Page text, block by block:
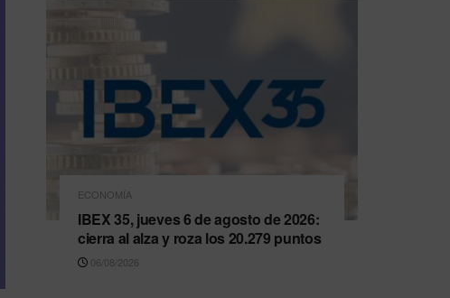
ECONOMÍA
IBEX 35, jueves 6 de agosto de 2026:
cierra al alza y roza los 20.279 puntos
06/08/2026